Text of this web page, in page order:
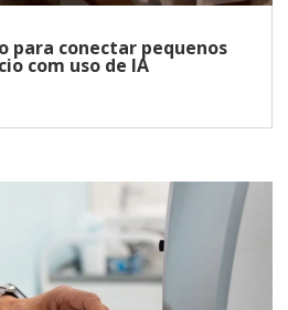
para conectar pequenos
com uso de IA